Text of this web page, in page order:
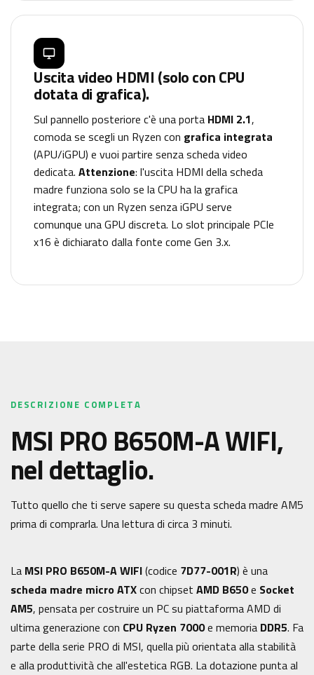
Uscita video HDMI (solo con CPU
dotata di grafica).
Sul pannello posteriore c'è una porta HDMI 2.1,
comoda se scegli un Ryzen con grafica integrata
(APU/iGPU) e vuoi partire senza scheda video
dedicata. Attenzione: l'uscita HDMI della scheda
madre funziona solo se la CPU ha la grafica
integrata; con un Ryzen senza iGPU serve
comunque una GPU discreta. Lo slot principale PCIe
x16 è dichiarato dalla fonte come Gen 3.x.
DESCRIZIONE COMPLETA
MSI PRO B650M-A WIFI,
nel dettaglio.
Tutto quello che ti serve sapere su questa scheda madre AM5
prima di comprarla. Una lettura di circa 3 minuti.
La MSI PRO B650M-A WIFI(codice 7D77-001R) è una
scheda madre micro ATXcon chipset AMD B650e Socket
AM5, pensata per costruire un PC su piattaforma AMD di
ultima generazione con CPU Ryzen 7000e memoria DDR5. Fa
parte della serie PRO di MSI, quella più orientata alla stabilità
e alla produttività che all'estetica RGB. La dotazione punta al